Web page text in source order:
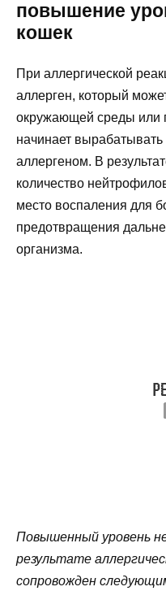
повышение
кошек
При аллергической
аллерген, который
окружающей среды или
начинает
аллергеном. В
количество
место воспаления для
предотвращения
организма.
Повышенный уровень
результате
сопровожден